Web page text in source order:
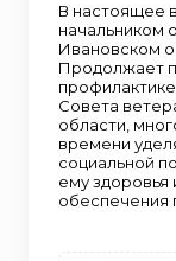
В настоящее
начальником
Ивановском
Продолжает
Совета
области,
времени
социальной
ему здоровья
обеспечения